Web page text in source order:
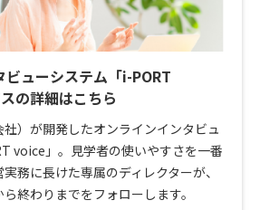
ビューシステム「i-PORT
の詳細はこちら
）が開発したオンラインインタビュ
voice」。見学者の使いやすさを一番
務に長けた専属のディレクターが、
終わりまでをフォローします。